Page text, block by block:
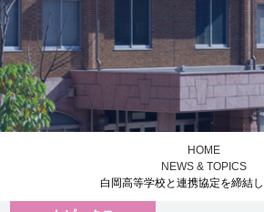
HOME
NEWS & TOPICS
白岡高等学校と連携協定を締結し